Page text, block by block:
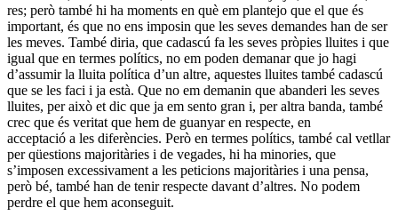
res; però també hi ha moments en què em plantejo que el que és
important, és que no ens imposin que les seves demandes han de ser
les meves. També diria, que cadascú fa les seves pròpies lluites i que
igual que en termes polítics, no em poden demanar que jo hagi
d’assumir la lluita política d’un altre, aquestes lluites també cadascú
que se les faci i ja està. Que no em demanin que abanderi les seves
lluites, per això et dic que ja em sento gran i, per altra banda, també
crec que és veritat que hem de guanyar en respecte, en
acceptació a les diferències. Però en termes polítics, també cal vetllar
per qüestions majoritàries i de vegades, hi ha minories, que
s’imposen excessivament a les peticions majoritàries i una pensa,
però bé, també han de tenir respecte davant d’altres. No podem
perdre el que hem aconseguit.